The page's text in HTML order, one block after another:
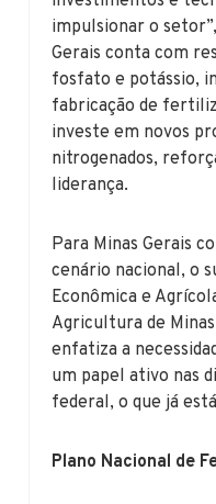
impulsionar o
Gerais conta com
fosfato e potássio,
fabricação de
investe em novos
nitrogenados,
liderança.
Para Minas Gerais
cenário nacional, o
Econômica e
Agricultura de
enfatiza a
um papel ativo nas
federal, o que já
Plano Nacional de